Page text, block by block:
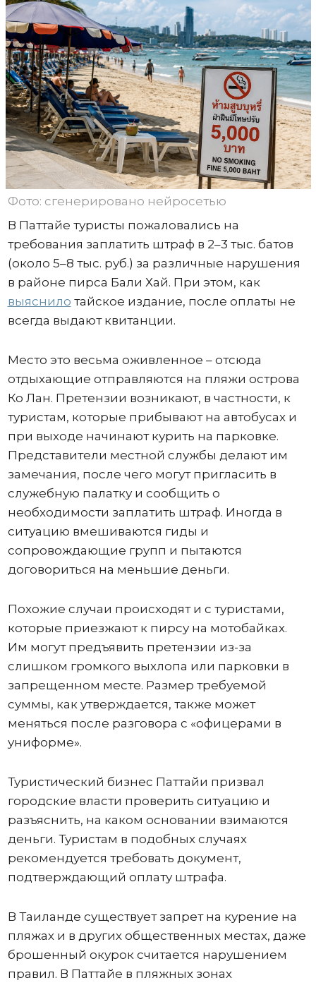
Фото: сгенерировано нейросетью
В Паттайе туристы пожаловались на
требования заплатить штраф в 2–3 тыс. батов
(около 5–8 тыс. руб.) за различные нарушения
в районе пирса Бали Хай. При этом, как
выяснило тайское издание, после оплаты не
всегда выдают квитанции.
Место это весьма оживленное – отсюда
отдыхающие отправляются на пляжи острова
Ко Лан. Претензии возникают, в частности, к
туристам, которые прибывают на автобусах и
при выходе начинают курить на парковке.
Представители местной службы делают им
замечания, после чего могут пригласить в
служебную палатку и сообщить о
необходимости заплатить штраф. Иногда в
ситуацию вмешиваются гиды и
сопровождающие групп и пытаются
договориться на меньшие деньги.
Похожие случаи происходят и с туристами,
которые приезжают к пирсу на мотобайках.
Им могут предъявить претензии из-за
слишком громкого выхлопа или парковки в
запрещенном месте. Размер требуемой
суммы, как утверждается, также может
меняться после разговора с «офицерами в
униформе».
Туристический бизнес Паттайи призвал
городские власти проверить ситуацию и
разъяснить, на каком основании взимаются
деньги. Туристам в подобных случаях
рекомендуется требовать документ,
подтверждающий оплату штрафа.
В Таиланде существует запрет на курение на
пляжах и в других общественных местах, даже
брошенный окурок считается нарушением
правил. В Паттайе в пляжных зонах